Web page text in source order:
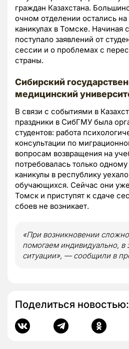
граждан Казахстана.
очном отделении остались на
каникулах в Томске. Начиная
поступало заявлений от
сессии и о проблемах с
страны.
Сибирский
медицинский
В связи с событиями в
праздники в СибГМУ была
студентов: работа
консультации по
вопросам возвращения на
потребовалась только
каникулы в республику
обучающихся. Сейчас они
Томск и приступят к сдаче
сбоев не возникает.
«При возникновении
помогаем индивидуально, в
ситуации», — сообщили в
Поделиться новостью: